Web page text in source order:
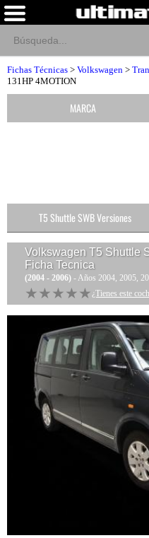
Fichas Técnicas > Volkswagen >
131HP 4MOTION
Volkswagen T5 Shuttle
Ficha Tecnica
(2004 - 2006) - Años 2004, 2005,
★★★★★
★★★★★ ¿Tienes este
MARCA
T5 Shuttle SWB Versiones